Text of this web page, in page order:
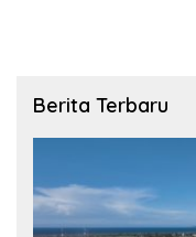
Berita Terbaru